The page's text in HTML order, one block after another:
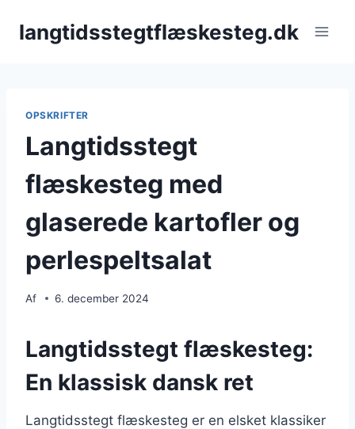
langtidsstegtflæskesteg.dk
OPSKRIFTER
Langtidsstegt
flæskesteg med
glaserede kartofler og
perlespeltsalat
Af 6. december 2024
Langtidsstegt flæskesteg:
En klassisk dansk ret
Langtidsstegt flæskesteg er en elsket klassiker